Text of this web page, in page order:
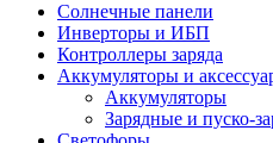
Солнечные панели
Инверторы и ИБП
Контроллеры заряда
Аккумуляторы и
Аккумуляторы
Зарядные и пуско-